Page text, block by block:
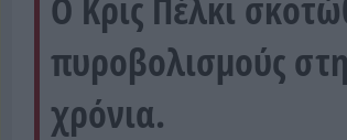
πυροβολισμούς
χρόνια.